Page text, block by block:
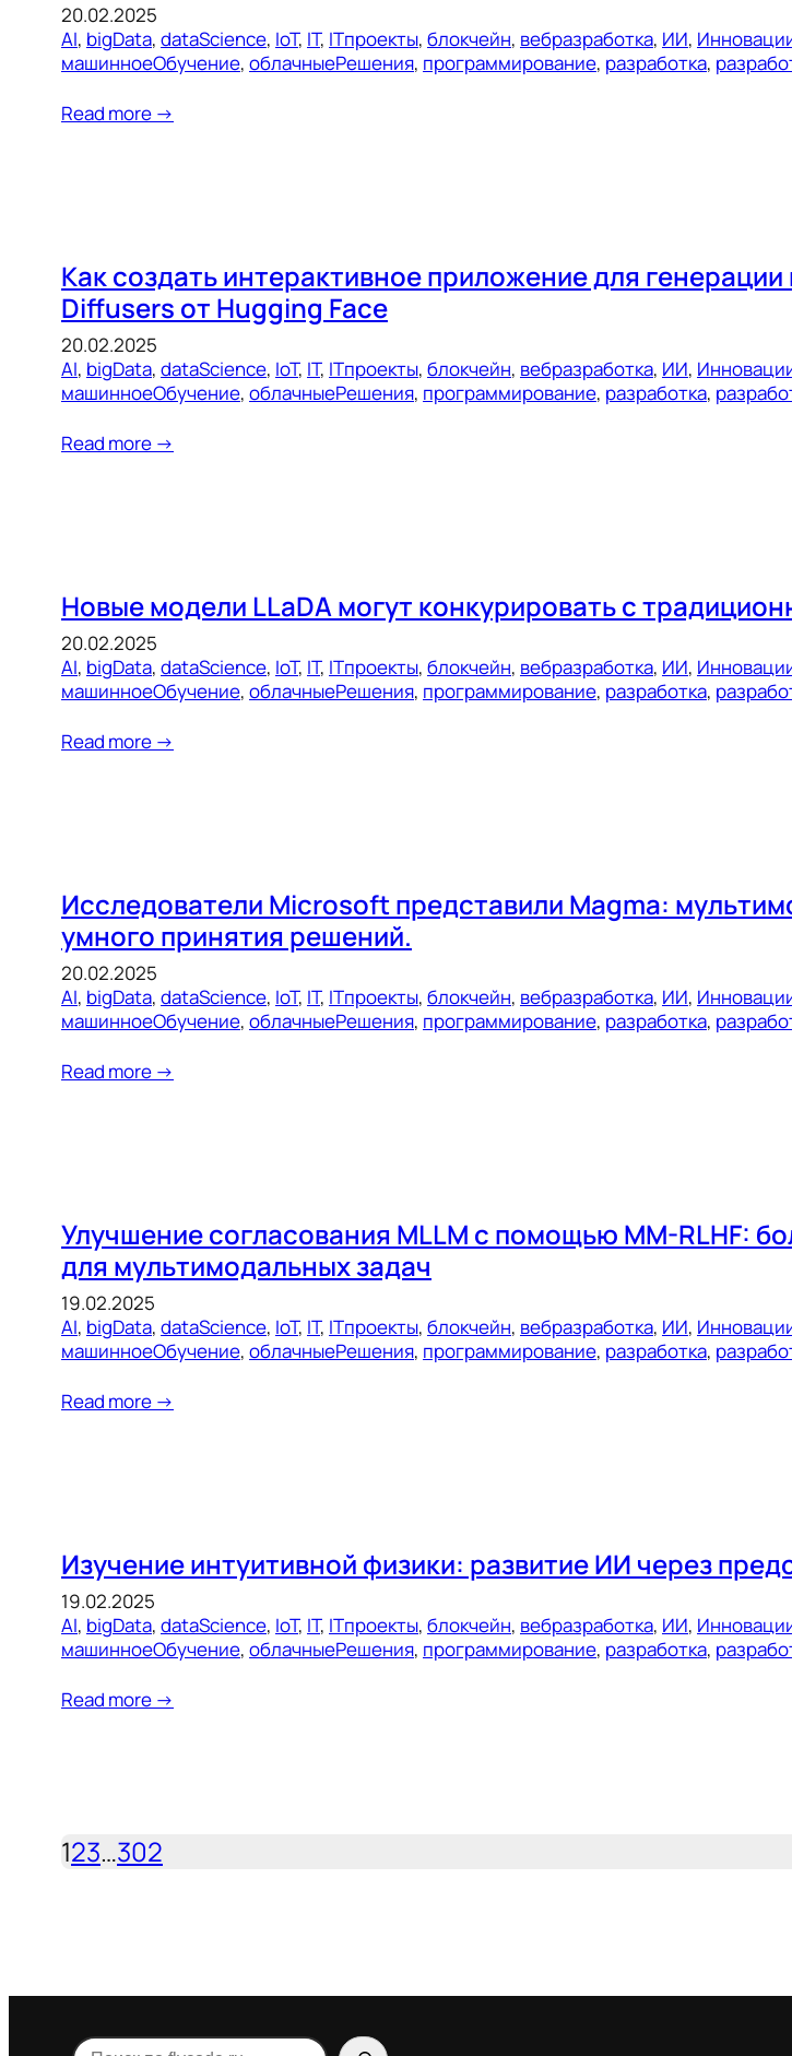
20.02.2025
AI, bigData, dataScience, IoT, IT, ITпроекты, блокчейн, вебразработка, ИИ,
машинноеОбучение, облачныеРешения, программирование, разработка,
Read more →
Как создать интерактивное приложение для
Diffusers от Hugging Face
20.02.2025
AI, bigData, dataScience, IoT, IT, ITпроекты, блокчейн, вебразработка, ИИ,
машинноеОбучение, облачныеРешения, программирование, разработка,
Read more →
Новые модели LLaDA могут конкурировать с
20.02.2025
AI, bigData, dataScience, IoT, IT, ITпроекты, блокчейн, вебразработка, ИИ,
машинноеОбучение, облачныеРешения, программирование, разработка,
Read more →
Исследователи Microsoft представили Magma:
умного принятия решений.
20.02.2025
AI, bigData, dataScience, IoT, IT, ITпроекты, блокчейн, вебразработка, ИИ,
машинноеОбучение, облачныеРешения, программирование, разработка,
Read more →
Улучшение согласования MLLM с помощью MM-RLHF:
для мультимодальных задач
19.02.2025
AI, bigData, dataScience, IoT, IT, ITпроекты, блокчейн, вебразработка, ИИ,
машинноеОбучение, облачныеРешения, программирование, разработка,
Read more →
Изучение интуитивной физики: развитие ИИ через
19.02.2025
AI, bigData, dataScience, IoT, IT, ITпроекты, блокчейн, вебразработка, ИИ,
машинноеОбучение, облачныеРешения, программирование, разработка,
Read more →
123…302
Поиск